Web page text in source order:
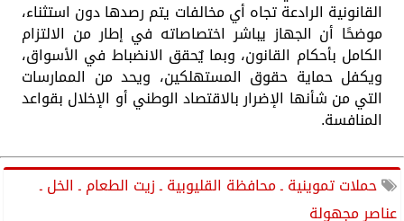
القانونية الرادعة تجاه أي مخالفات يتم رصدها دون استثناء،
موضحًا أن الجهاز يباشر اختصاصاته في إطار من الالتزام
الكامل بأحكام القانون، وبما يٌحقق الانضباط في الأسواق،
ويكفل حماية حقوق المستهلكين، ويحد من الممارسات
التي من شأنها الإضرار بالاقتصاد الوطني أو الإخلال بقواعد
المنافسة.
حملات تموينية ـ محافظة القليوبية ـ زيت الطعام ـ الخل ـ
عناصر مجهولة